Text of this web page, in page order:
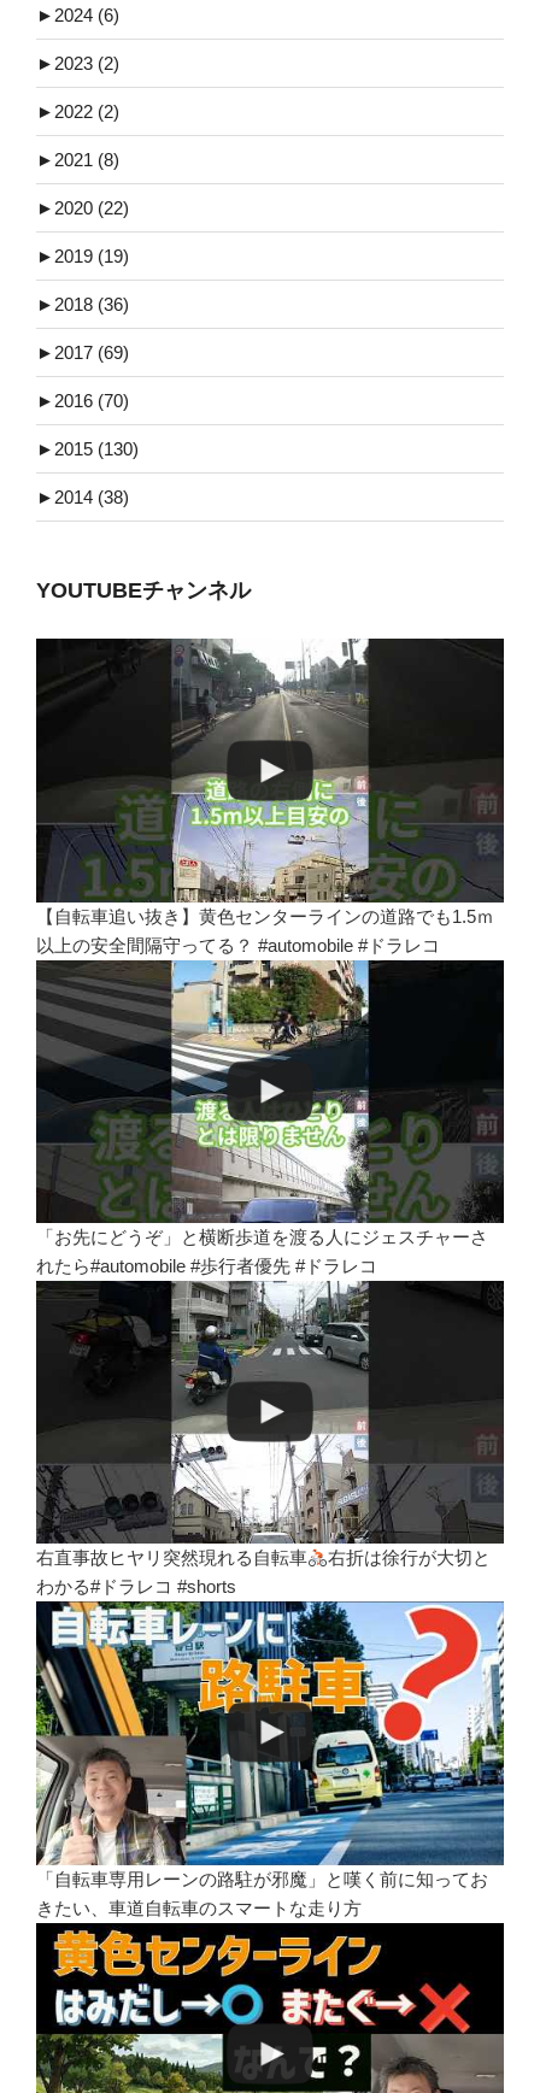
► 2024 (6)
► 2023 (2)
► 2022 (2)
► 2021 (8)
► 2020 (22)
► 2019 (19)
► 2018 (36)
► 2017 (69)
► 2016 (70)
► 2015 (130)
► 2014 (38)
YOUTUBEチャンネル
【自転車追い抜き】黄色センターラインの道路でも1.5ｍ
以上の安全間隔守ってる？ #automobile #ドラレコ
「お先にどうぞ」と横断歩道を渡る人にジェスチャーさ
れたら#automobile #歩行者優先 #ドラレコ
右直事故ヒヤリ突然現れる自転車
右折は徐行が大切と
わかる#ドラレコ #shorts
「自転車専用レーンの路駐が邪魔」と嘆く前に知ってお
きたい、車道自転車のスマートな走り方